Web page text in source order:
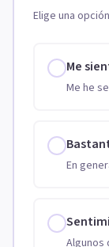
Elige una
Me
Me he
En
Algunos